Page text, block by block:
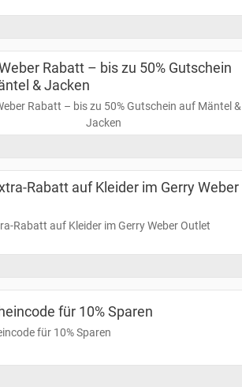
Rabatt – bis zu 50% Gutschein
& Jacken
Rabatt – bis zu 50% Gutschein auf Mäntel &
Jacken
Rabatt auf Kleider im Gerry Weber
Rabatt auf Kleider im Gerry Weber Outlet
für 10% Sparen
für 10% Sparen